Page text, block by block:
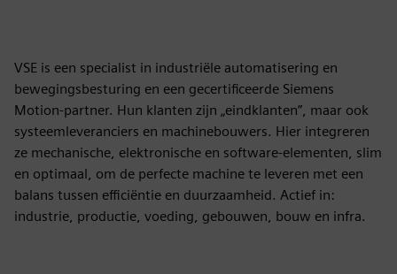
VSE is een specialist in industriële automatisering en
bewegingsbesturing en een gecertificeerde Siemens
Motion-partner. Hun klanten zijn „eindklanten”, maar ook
systeemleveranciers en machinebouwers. Hier integreren
ze mechanische, elektronische en software-elementen, slim
en optimaal, om de perfecte machine te leveren met een
balans tussen efficiëntie en duurzaamheid. Actief in:
industrie, productie, voeding, gebouwen, bouw en infra.